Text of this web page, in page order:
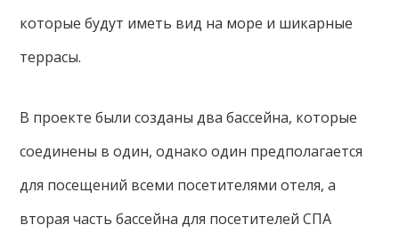
которые будут иметь вид на море и шикарные
террасы.
В проекте были созданы два бассейна, которые
соединены в один, однако один предполагается
для посещений всеми посетителями отеля, а
вторая часть бассейна для посетителей СПА